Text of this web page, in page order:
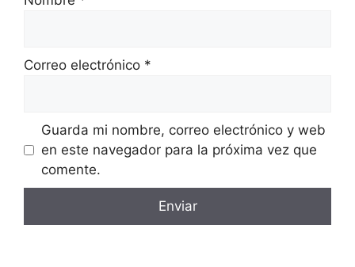
Correo electrónico *
Guarda mi nombre, correo electrónico y web
en este navegador para la próxima vez que
comente.